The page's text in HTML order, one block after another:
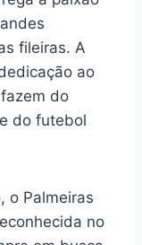
fileiras. A
ao
do
do futebol
o Palmeiras
no